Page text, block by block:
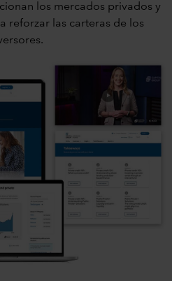
los mercados privados y
reforzar las carteras de los